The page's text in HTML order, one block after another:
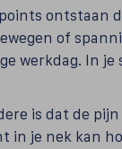
ontstaan
of
werkdag. In
is dat de
in je nek kan